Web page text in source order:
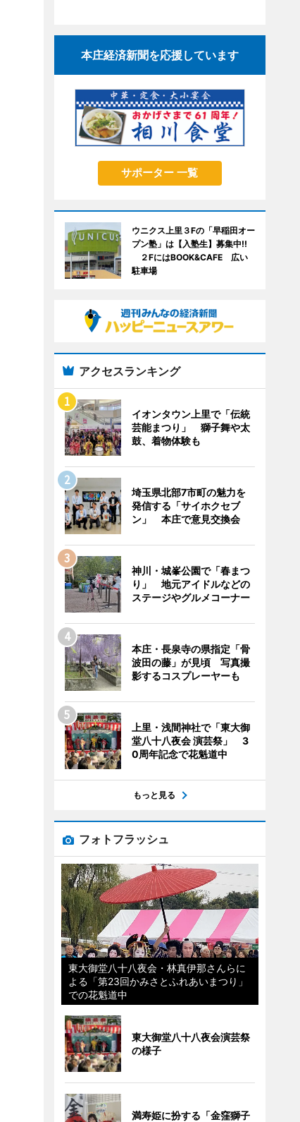
本庄経済新聞を応援しています
サポーター 一覧
ウニクス上里３Fの「早稲田オー
プン塾」は【入塾生】募集中!!
２FにはBOOK&CAFE 広い
駐車場
アクセスランキング
イオンタウン上里で「伝統
芸能まつり」 獅子舞や太
鼓、着物体験も
埼玉県北部7市町の魅力を
発信する「サイホクセブ
ン」 本庄で意見交換会
神川・城峯公園で「春まつ
り」 地元アイドルなどの
ステージやグルメコーナー
本庄・長泉寺の県指定「骨
波田の藤」が見頃 写真撮
影するコスプレーヤーも
上里・浅間神社で「東大御
堂八十八夜会 演芸祭」 3
0周年記念で花魁道中
もっと見る
フォトフラッシュ
東大御堂八十八夜会・林真伊那さんらに
よる「第23回かみさとふれあいまつり」
での花魁道中
東大御堂八十八夜会演芸祭
の様子
満寿姫に扮する「金窪獅子